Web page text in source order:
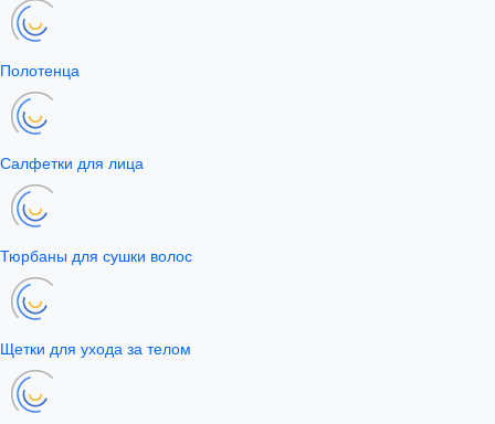
Полотенца
Салфетки для лица
Тюрбаны для сушки волос
Щетки для ухода за телом